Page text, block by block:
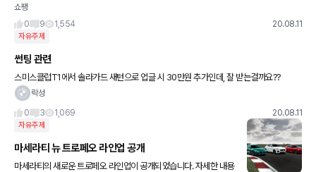
주겠다는데 엔진오일만 무료고 공임비 필터비는 받나요? 그렇다면 제가 엔진오일 갈러
갈때 지불할 금액은 얼마정도 될까요
쇼팽
0
9 1,554 20.08.11
자유주제
썬팅 관련
스미스클럽T1에서 솔라가드 새턴으로 업글 시 30만원 추가인데, 잘 받는걸까요??
락성
0
3 1,069 20.08.11
자유주제
마세라티 뉴 트로페오 라인업 공개
마세라티의 새로운 트로페오 라인업이 공개되었습니다. 자세한 내용